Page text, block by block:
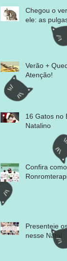
Chegou o
ele: as
Verão +
Atenção!
16 Gatos no
Natalino
Confira
Presenteie
nesse Natal